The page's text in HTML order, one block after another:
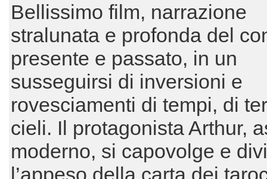
Bellissimo film, narrazione
stralunata e profonda del
presente e passato, in un
susseguirsi di inversioni e
rovesciamenti di tempi, di
cieli. Il protagonista Arthur,
moderno, si capovolge e
l’appeso della carta dei